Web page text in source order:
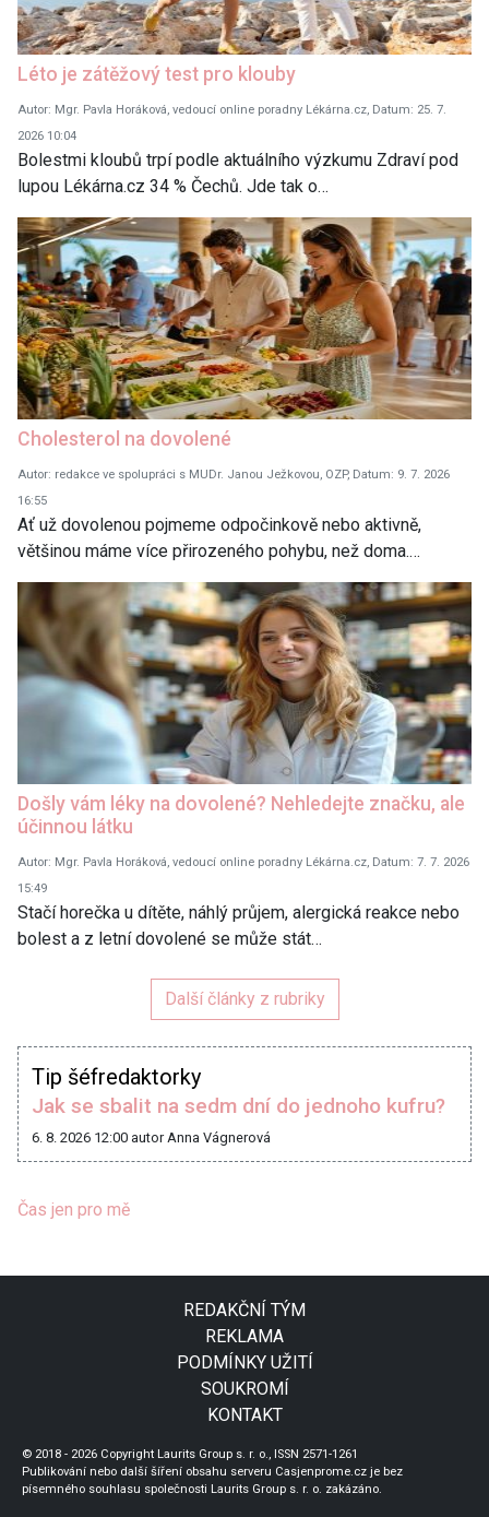
Léto je zátěžový test pro klouby
Autor: Mgr. Pavla Horáková, vedoucí online poradny Lékárna.cz, Datum: 25. 7.
2026 10:04
Bolestmi kloubů trpí podle aktuálního výzkumu Zdraví pod
lupou Lékárna.cz 34 % Čechů. Jde tak o…
Cholesterol na dovolené
Autor: redakce ve spolupráci s MUDr. Janou Ježkovou, OZP, Datum: 9. 7. 2026
16:55
Ať už dovolenou pojmeme odpočinkově nebo aktivně,
většinou máme více přirozeného pohybu, než doma.…
Došly vám léky na dovolené? Nehledejte značku, ale
účinnou látku
Autor: Mgr. Pavla Horáková, vedoucí online poradny Lékárna.cz, Datum: 7. 7. 2026
15:49
Stačí horečka u dítěte, náhlý průjem, alergická reakce nebo
bolest a z letní dovolené se může stát…
Další články z rubriky
Tip šéfredaktorky
Jak se sbalit na sedm dní do jednoho kufru?
6. 8. 2026 12:00 autor Anna Vágnerová
Čas jen pro mě
REDAKČNÍ TÝM
REKLAMA
PODMÍNKY UŽITÍ
SOUKROMÍ
KONTAKT
© 2018 - 2026 Copyright Laurits Group s. r. o., ISSN 2571-1261
Publikování nebo další šíření obsahu serveru Casjenprome.cz je bez
písemného souhlasu společnosti Laurits Group s. r. o. zakázáno.